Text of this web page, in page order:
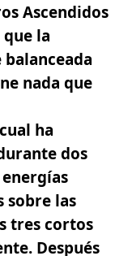
Ascendidos
la
nada que
ha
dos
sobre las
tres cortos
Después